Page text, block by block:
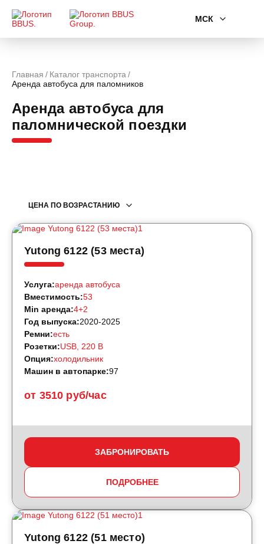
МСК
Главная
Каталог транспорта
Аренда автобуса для паломников
Аренда автобуса для
паломнической поездки
ЦЕНА ПО ВОЗРАСТАНИЮ
Yutong 6122 (53 места)
от 3510 руб/час
Услуга:аренда автобуса
Вместимость:53
Min аренда:4+2
Год выпуска:2020-2025
Ремни:есть
Розетки:USB, 220 B
Опция:холодильник
Машин в автопарке:97
ЗАБРОНИРОВАТЬ
ПОДРОБНЕЕ
Yutong 6122 (51 место)